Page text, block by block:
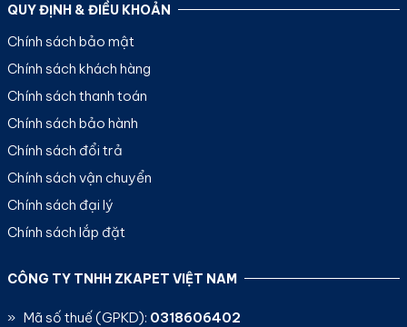
QUY ĐỊNH & ĐIỀU KHOẢN
Chính sách bảo mật
Chính sách khách hàng
Chính sách thanh toán
Chính sách bảo hành
Chính sách đổi trả
Chính sách vận chuyển
Chính sách đại lý
Chính sách lắp đặt
CÔNG TY TNHH ZKAPET VIỆT NAM
» Mã số thuế (GPKD): 0318606402